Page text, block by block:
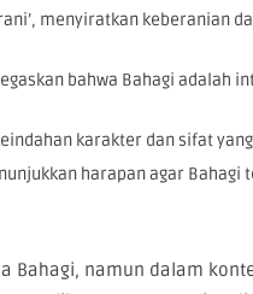
menyiratkan keberanian
bahwa Bahagi adalah
karakter dan sifat
harapan agar
Bahagi, namun dalam